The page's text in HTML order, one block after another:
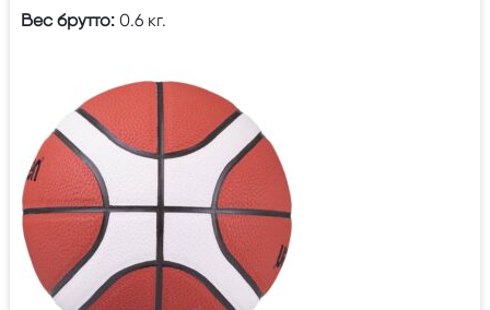
Вес брутто: 0.6 кг.